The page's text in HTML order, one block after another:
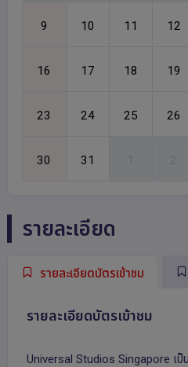
รายละเอียด
รายละเอียดบัตรเข้าชม
รายละเอียดบัตรเข้าชม
Universal Studios Singapore เป็